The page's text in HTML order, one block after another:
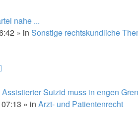
nahe ...
» in Sonstige rechtskundliche
Suizid muss in engen
» in Arzt- und Patientenrecht